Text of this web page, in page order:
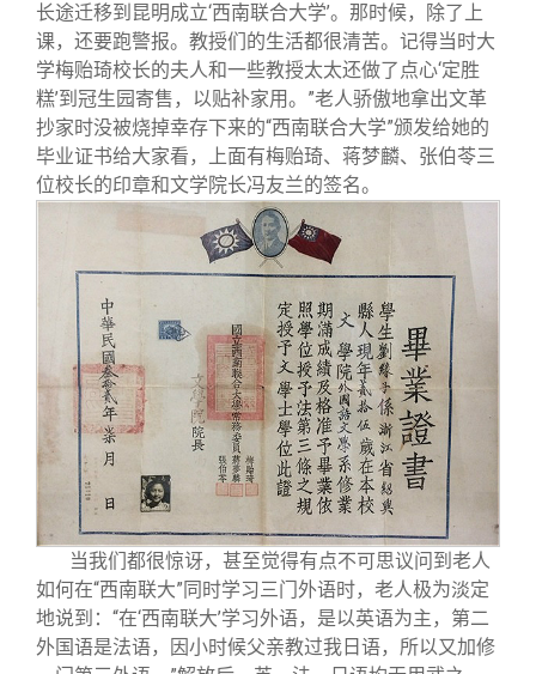
长途迁移到昆明成立‘西南联合大学’。那时候，除了上
课，还要跑警报。教授们的生活都很清苦。记得当时大
学梅贻琦校长的夫人和一些教授太太还做了点心‘定胜
糕’到冠生园寄售，以贴补家用。”老人骄傲地拿出文革
抄家时没被烧掉幸存下来的“西南联合大学”颁发给她的
毕业证书给大家看，上面有梅贻琦、蒋梦麟、张伯苓三
位校长的印章和文学院长冯友兰的签名。
当我们都很惊讶，甚至觉得有点不可思议问到老人
如何在“西南联大”同时学习三门外语时，老人极为淡定
地说到：“在‘西南联大’学习外语，是以英语为主，第二
外国语是法语，因小时候父亲教过我日语，所以又加修